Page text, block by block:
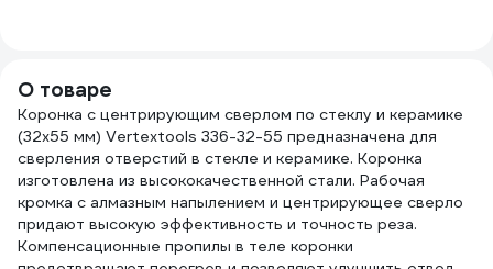
О товаре
Коронка с центрирующим сверлом по стеклу и керамике
(32х55 мм) Vertextools 336-32-55 предназначена для
сверления отверстий в стекле и керамике. Коронка
изготовлена из высококачественной стали. Рабочая
кромка с алмазным напылением и центрирующее сверло
придают высокую эффективность и точность реза.
Компенсационные пропилы в теле коронки